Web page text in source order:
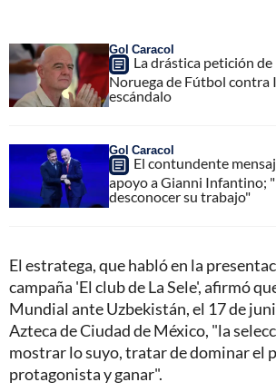
Gol Caracol
La drástica petición de
Noruega de Fútbol contra
escándalo
Gol Caracol
El contundente
apoyo a Gianni Infantino;
desconocer su trabajo"
El estratega, que habló en la
campaña 'El club de La Sele', afirmó
Mundial ante Uzbekistán, el 17 de
Azteca de Ciudad de México, "la
mostrar lo suyo, tratar de dominar el
protagonista y ganar".